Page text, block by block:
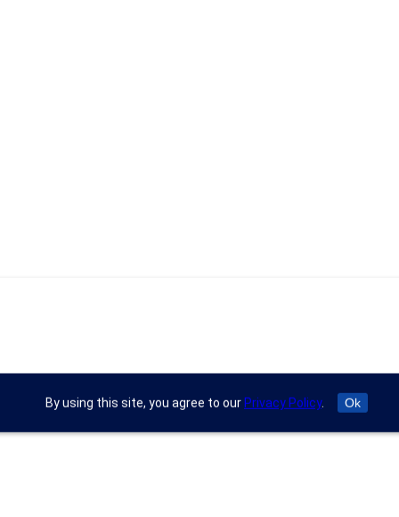
By using this site, you agree to ourPrivacy Policy. Ok